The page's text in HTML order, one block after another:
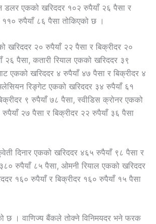
डलर एकको खरिददर १०२ रुपैयाँ २६ पैसा र
रुपैयाँ ८६ पैसा तोकिएको छ ।
खरिददर २० रुपैयाँ २२ पैसा र बिक्रीदर २०
पैसा, कतारी रियाल एकको खरिददर ३९
एकको खरिददर ४ रुपैयाँ ४७ पैसा र बिक्रीदर ४
रिङ्गेट एकको खरिददर ३४ रुपैयाँ ६१
९ रुपैयाँ ७८ पैसा, स्वीडिस क्रोनर एकको
२७ पैसा र बिक्रीदर २२ रुपैयाँ ३६ पैसा
दिनार एकको खरिददर ४६५ रुपैयाँ ९८ पैसा र
रुपैयाँ ८५ पैसा, ओमनी रियाल एकको खरिददर
१६० रुपैयाँ र बिक्रीदर १६० रुपैयाँ १५ पैसा
छ । वाणिज्य बैंकले तोक्ने विनिमयदर भने फरक